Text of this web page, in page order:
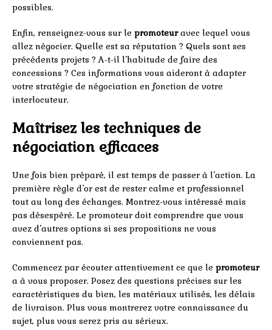
possibles.
Enfin, renseignez-vous sur le promoteuravec lequel vous
allez négocier. Quelle est sa réputation ? Quels sont ses
précédents projets ? A-t-il l’habitude de faire des
concessions ? Ces informations vous aideront à adapter
votre stratégie de négociation en fonction de votre
interlocuteur.
Maîtrisez les techniques de
négociation efficaces
Une fois bien préparé, il est temps de passer à l’action. La
première règle d’or est de rester calme et professionnel
tout au long des échanges. Montrez-vous intéressé mais
pas désespéré. Le promoteur doit comprendre que vous
avez d’autres options si ses propositions ne vous
conviennent pas.
Commencez par écouter attentivement ce que le promoteur
a à vous proposer. Posez des questions précises sur les
caractéristiques du bien, les matériaux utilisés, les délais
de livraison. Plus vous montrerez votre connaissance du
sujet, plus vous serez pris au sérieux.